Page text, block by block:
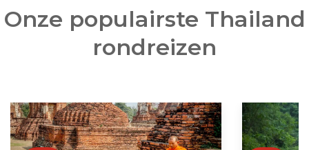
Onze populairste Thailand
rondreizen